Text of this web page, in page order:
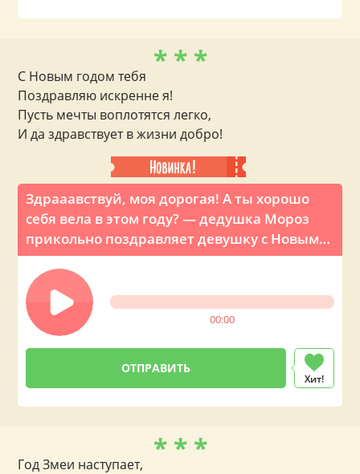
Здрааавствуй, моя дорогая! А ты хорошо
себя вела в этом году? — дедушка Мороз
прикольно поздравляет девушку с Новым
годом по телефону
00:00
Хит!
* * *
С Новым годом тебя
Поздравляю искренне я!
Пусть мечты воплотятся легко,
И да здравствует в жизни добро!
* * *
Год Змеи наступает,